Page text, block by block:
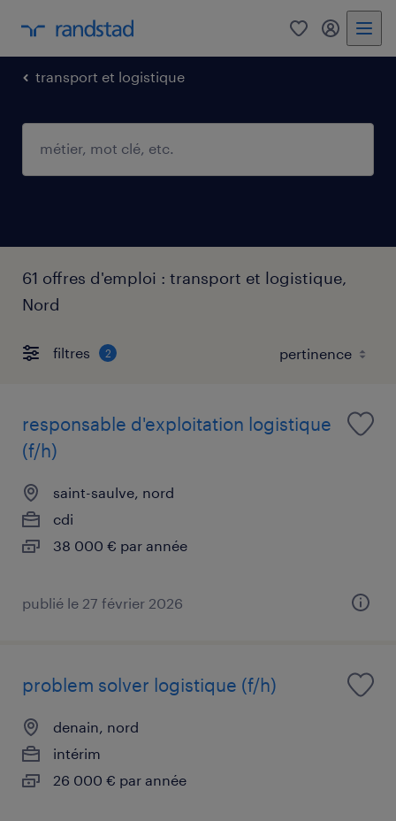
0 mon
transport et logistique
61 offres d'emploi : transport et logistique,
Nord
filtres 2
responsable d'exploitation logistique
(f/h)
saint-saulve, nord
cdi
38 000 € par année
publié le 27 février 2026
problem solver logistique (f/h)
denain, nord
intérim
26 000 € par année